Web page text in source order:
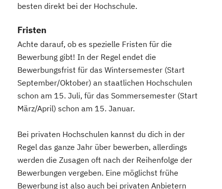
besten direkt bei der Hochschule.
Fristen
Achte darauf, ob es spezielle Fristen für die
Bewerbung gibt! In der Regel endet die
Bewerbungsfrist für das Wintersemester (Start
September/Oktober) an staatlichen Hochschulen
schon am 15. Juli, für das Sommersemester (Start
März/April) schon am 15. Januar.
Bei privaten Hochschulen kannst du dich in der
Regel das ganze Jahr über bewerben, allerdings
werden die Zusagen oft nach der Reihenfolge der
Bewerbungen vergeben. Eine möglichst frühe
Bewerbung ist also auch bei privaten Anbietern